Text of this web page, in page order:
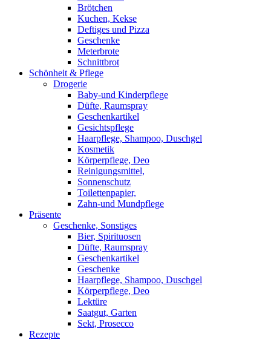
Brötchen
Kuchen, Kekse
Deftiges und Pizza
Geschenke
Meterbrote
Schnittbrot
Schönheit & Pflege
Drogerie
Baby-und Kinderpflege
Düfte, Raumspray
Geschenkartikel
Gesichtspflege
Haarpflege, Shampoo, Duschgel
Kosmetik
Körperpflege, Deo
Reinigungsmittel,
Sonnenschutz
Toilettenpapier,
Zahn-und Mundpflege
Präsente
Geschenke, Sonstiges
Bier, Spirituosen
Düfte, Raumspray
Geschenkartikel
Geschenke
Haarpflege, Shampoo, Duschgel
Körperpflege, Deo
Lektüre
Saatgut, Garten
Sekt, Prosecco
Rezepte